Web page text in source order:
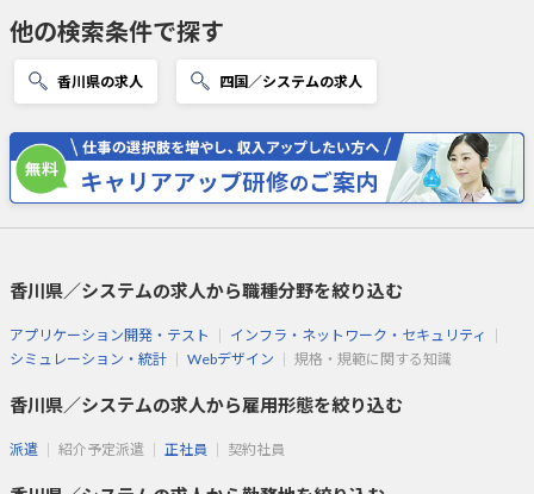
他の検索条件で探す
香川県の求人 四国／システムの求人
香川県／システムの求人から職種分野を絞り込む
アプリケーション開発・テスト
インフラ・ネットワーク・セキュリティ
シミュレーション・統計
Webデザイン 規格・規範に関する知識
香川県／システムの求人から雇用形態を絞り込む
派遣 紹介予定派遣 正社員 契約社員